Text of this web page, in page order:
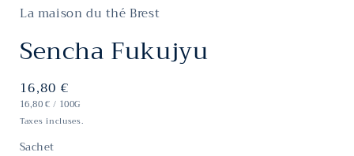
1
fenêtre
modale
La maison du thé Brest
Sencha Fukujyu
Prix
habituel
16,80 €
PRIX
16,80 € / PAR
100G
Taxes incluses.
Sachet